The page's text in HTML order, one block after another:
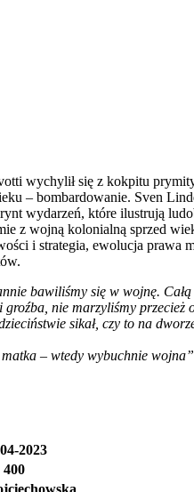
wychylił się z kokpitu
– bombardowanie. Sven
wydarzeń, które ilustrują
z wojną kolonialną sprzed
i strategia, ewolucja
bawiliśmy się w wojnę.
nie marzyliśmy
sikał, czy to na
– wtedy wybuchnie
2023
400